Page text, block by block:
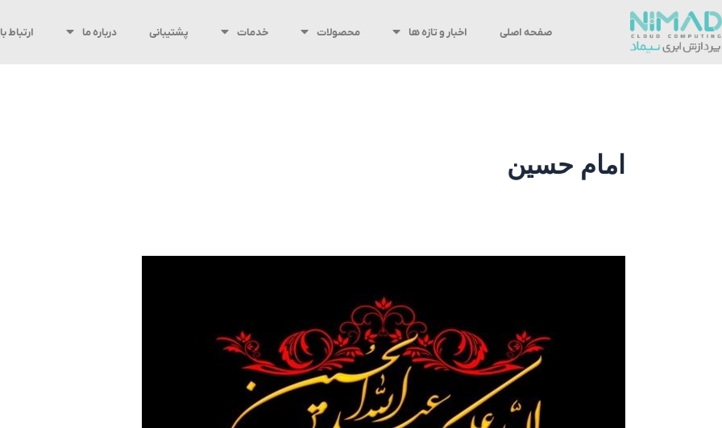
پرش
به
محتوا
صفحه اصلی اخبار و تازه ها محصولات خدمات پشتیبانی درباره ما ارتباط
امام حسین